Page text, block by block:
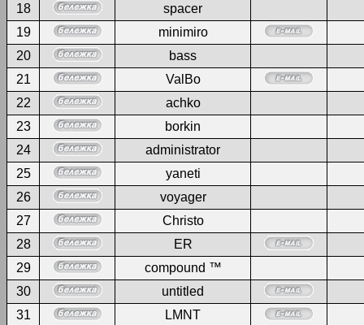
18
spacer
19
minimiro
20
bass
21
ValBo
22
achko
23
borkin
24
administrator
25
yaneti
26
voyager
27
Christo
28
ER
29
compound ™
30
untitled
31
LMNT